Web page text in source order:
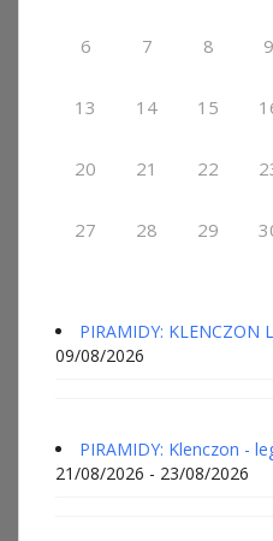
6 7 8 9
13 14 15
20 21 22
27 28 29
PIRAMIDY: KLENCZON
09/08/2026
PIRAMIDY: Klenczon -
21/08/2026 - 23/08/2026